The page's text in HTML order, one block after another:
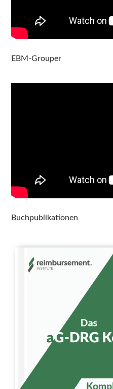
EBM-Grouper
Buchpublikationen